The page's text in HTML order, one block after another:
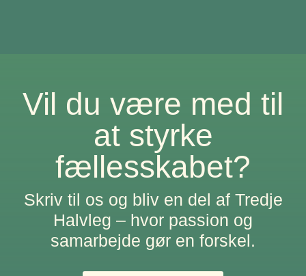
Vil du være med til
at styrke
fællesskabet?
Skriv til os og bliv en del af Tredje
Halvleg – hvor passion og
samarbejde gør en forskel.